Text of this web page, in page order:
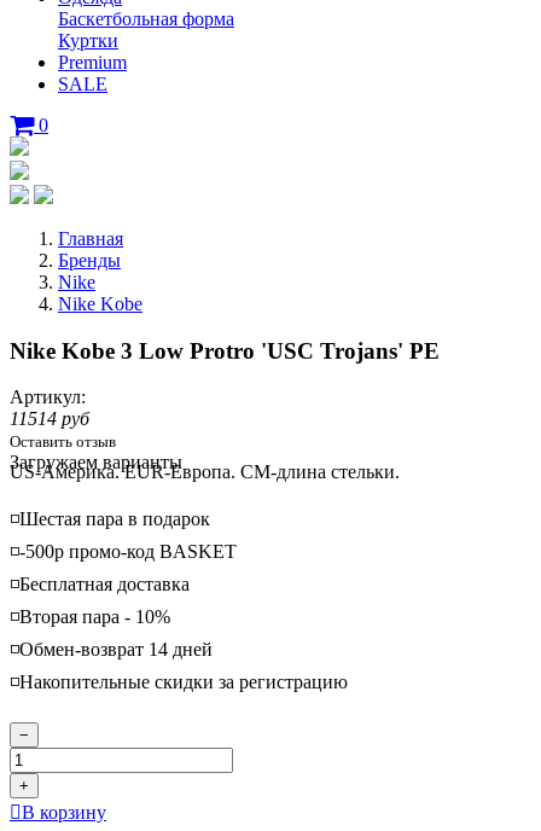
Баскетбольная форма
Куртки
Premium
SALE
0
Главная
Бренды
Nike
Nike Kobe
Nike Kobe 3 Low Protro 'USC Trojans' PE
Артикул:
11514 руб
Оставить отзыв
Loading...
Загружаем варианты
US-Америка. EUR-Европа. CM-длина стельки.
◽️Шестая пара в подарок
◽️-500р промо-код BASKET
◽️Бесплатная доставка
◽️Вторая пара - 10%
◽️Обмен-возврат 14 дней
◽️Накопительные скидки за регистрацию
−
+
В корзину